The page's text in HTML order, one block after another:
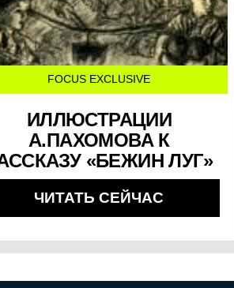
FOCUS EXCLUSIVE
ИЛЛЮСТРАЦИИ
А.ПАХОМОВА К
«БЕЖИН ЛУГ»
ЧИТАТЬ СЕЙЧАС